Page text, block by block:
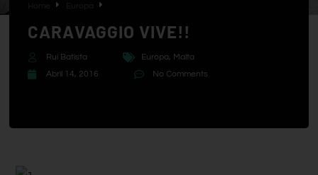
Europa
CARAVAGGIO VIVE!!
Rui Batista Europa, Malta
Abril 14, 2016
No Comments